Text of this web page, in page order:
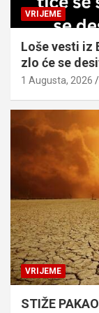
VRIJEME
Loše vesti iz
zlo će se
1 Augusta, 2026
VRIJEME
STIŽE